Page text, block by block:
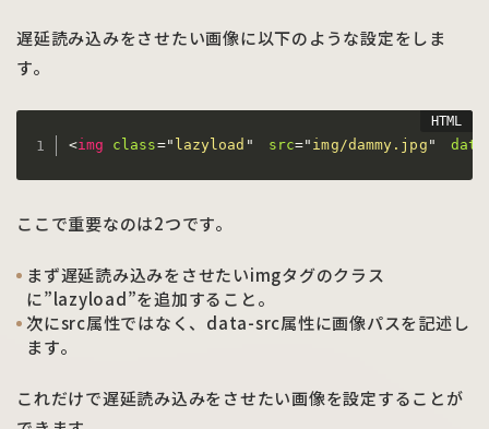
遅延読み込みをさせたい画像に以下のような設定をしま
す。
<img class=" lazyload " src=" img/dammy.jpg "
ここで重要なのは2つです。
まず遅延読み込みをさせたいimgタグのクラス
に”lazyload”を追加すること。
次にsrc属性ではなく、data-src属性に画像パスを記述し
ます。
これだけで遅延読み込みをさせたい画像を設定することが